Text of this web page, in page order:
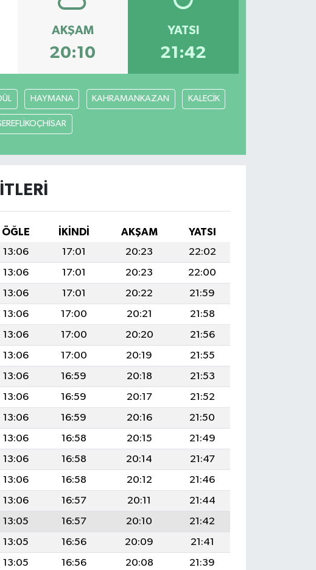
AKŞAM
20:10
YATSI
21:42
HAYMANA KAHRAMANKAZAN KALECİK
ÖĞLE İKINDI AKŞAM
YATSI
13:06 17:01 20:23
22:02
13:06 17:01 20:23
22:00
13:06 17:01 20:22
21:59
13:06 17:00 20:21
21:58
13:06 17:00 20:20
21:56
13:06 17:00 20:19
21:55
13:06 16:59 20:18
21:53
13:06 16:59 20:17
21:52
13:06 16:59 20:16
21:50
13:06 16:58 20:15
21:49
13:06 16:58 20:14
21:47
13:06 16:58 20:12
21:46
13:06 16:57 20:11
21:44
13:05 16:57 20:10
21:42
13:05 16:56 20:09
21:41
13:05 16:56 20:08
21:39